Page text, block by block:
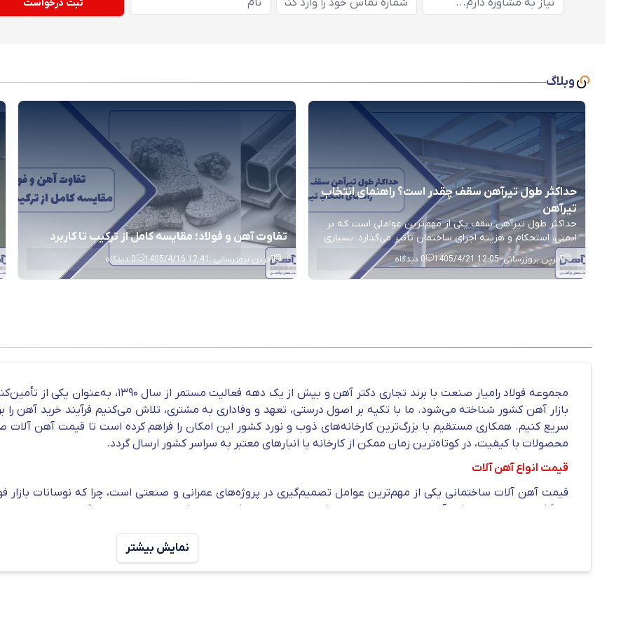
ثبت درخواست
وبلاگ
حداکثر طول تیرآهن سقف چقدر است؟ راهنمای انتخاب
تیرآهن
حداکثر طول تیرآهن سقف یکی از مهم‌ترین عواملی است که بر
ایمنی، استحکام و هزینه اجرای ساختمان تأثیر می‌گذارد. بسیاری
از افراد تصور می‌کنند برای طول مجاز تیرآهن یک عدد ثابت
وجود دارد، در حالی که این موضوع به عواملی مانند فاصله
ستون‌ها، نوع سقف، بارهای وارد بر سازه، سایز تیرآهن و محاسبات
آخرین بروزرسانی :1405/4/21 12:05
0 دیدگاه
تفاوت آهن و فولاد؛ مقایسه کامل از ترکیب تا کاربرد
آخرین بروزرسانی : 1405/4/16 12:41
0 دیدگاه
مجموعه فولاد رامیار صنعت با برند تجاری دکتر
بازار آهن کشور شناخته می‌شود. ما با تکیه بر اصول درستی، تعهد و وفاداری به مشتری، تلاش می‌کنیم فرآیند خرید آهن
سریع کنیم. همکاری مستقیم با بزرگ‌ترین کارخانه‌های ذوب و نورد کشور این امکان را فراهم کرده است تا قیمت آهن آلات
محصولات با کیفیت، در کوتاه‌ترین زمان ممکن از کارخانه یا انبارهای معتبر به سراسر کشور ارسال گردد.
قیمت انواع آهن آلات
قیمت آهن آلات ساختمانی یکی از مهم‌ترین عوامل تصمیم‌گیری در پروژه‌های عمرانی و صنعتی است، چرا که نوسانات بازار
می‌گذارد. در مجموعه دکتر آهن، با ارتباط مستقیم با کارخانه‌های معتبر ذوب و نورد کشور، تلاش می‌شود قیمت‌ها به‌صورت
اطمینان کامل و بدون واسطه، محصولات مورد نیاز خود را با بهترین شرایط قیمتی تأمین کنند.
نمایش بیشتر